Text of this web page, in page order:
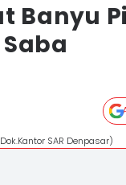
Banyu
SAR Denpasar)